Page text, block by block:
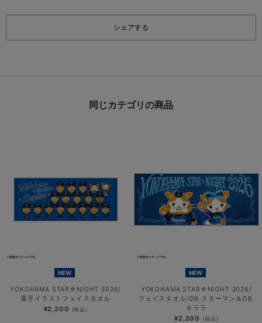
シェアする
同じカテゴリの商品
NEW
YOKOHAMA STAR☆NIGHT 2026/
選手イラストフェイスタオル
¥2,200 (税込)
NEW
YOKOHAMA STAR☆NIGHT 2026/
フェイスタオル/DB.スターマン＆DB.
キララ
¥2,200 (税込)